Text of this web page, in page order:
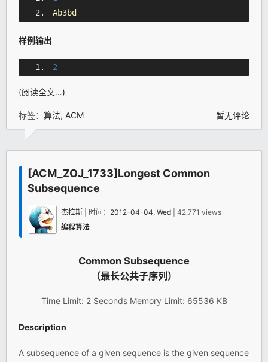
Ab3bd
样例输出
2
(阅读全文…)
标签： 算法, ACM 暂无评论
[ACM_ZOJ_1733]Longest Common
Subsequence
杰拉斯 | 时间： 2012-04-04, Wed | 42,771 views
编程算法
Common Subsequence
（最长公共子序列）
Time Limit: 2 Seconds Memory Limit: 65536 KB
Description
A subsequence of a given sequence is the given sequence